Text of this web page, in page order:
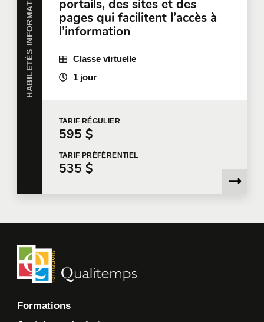
des informations sur la manière dont mes informations
personnelles seront utilisées après leur collecte.
Veuillez noter que si vous n'acceptez pas les termes
Qualitemps ne disposera pas des informations
nécessaires pour évaluer votre demande, vous
contacter pour faire suite à votre demande, ou vous
Je souhaite que Qualitemps m'envoie des
communications commerciales.
HABILETÉS INFORMATIQUES portails, des sites et des
pages qui facilitent l’accès à
l’information
Classe virtuelle
1 jour
TARIF RÉGULIER
595 $
TARIF PRÉFÉRENTIEL
535 $
Formations